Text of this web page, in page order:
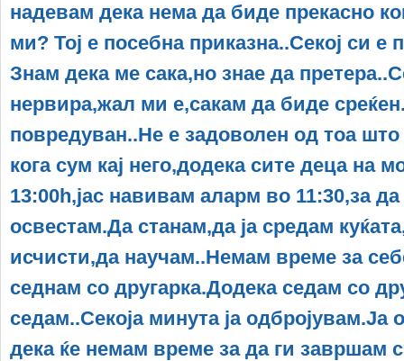
надевам дека нема да биде прекасно
ми? Тој е посебна приказна..Секој си е
Знам дека ме сака,но знае да
нервира,жал ми е,сакам да биде
повредуван..Не е задоволен од тоа
кога сум кај него,додека сите деца на
13:00h,јас навивам аларм во 11:30,за
освестам.Да станам,да ја средам
исчисти,да научам..Немам време за
седнам со другарка.Додека седам со
седам..Секоја минута ја одбројувам.Ја
дека ќе немам време за да ги завршам